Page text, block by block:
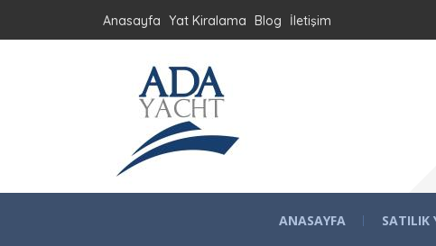
Anasayfa Yat Kiralama Blog İletişim
ANASAYFA SATILIK